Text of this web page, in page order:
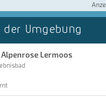
Umgebung
Lermoos